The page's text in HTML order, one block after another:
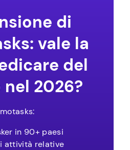
di
vale la
del
2026?
in 90+ paesi
attività relative